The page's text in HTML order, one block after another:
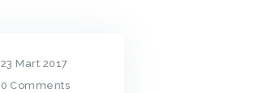
23 Mart 2017
0 Comments